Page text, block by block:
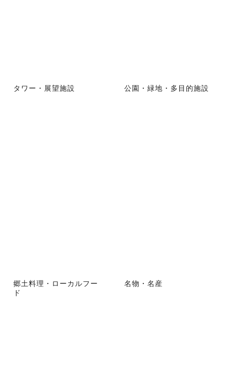
タワー・展望施設 公園・緑地・多目的施設
郷土料理・ローカルフー
ド
名物・名産